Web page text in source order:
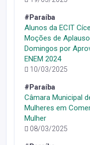
#Paraíba
Alunos da ECIT
Moções de
Domingos por
ENEM 2024
10/03/2025
#Paraíba
Câmara Municipal
Mulheres em
Mulher
08/03/2025